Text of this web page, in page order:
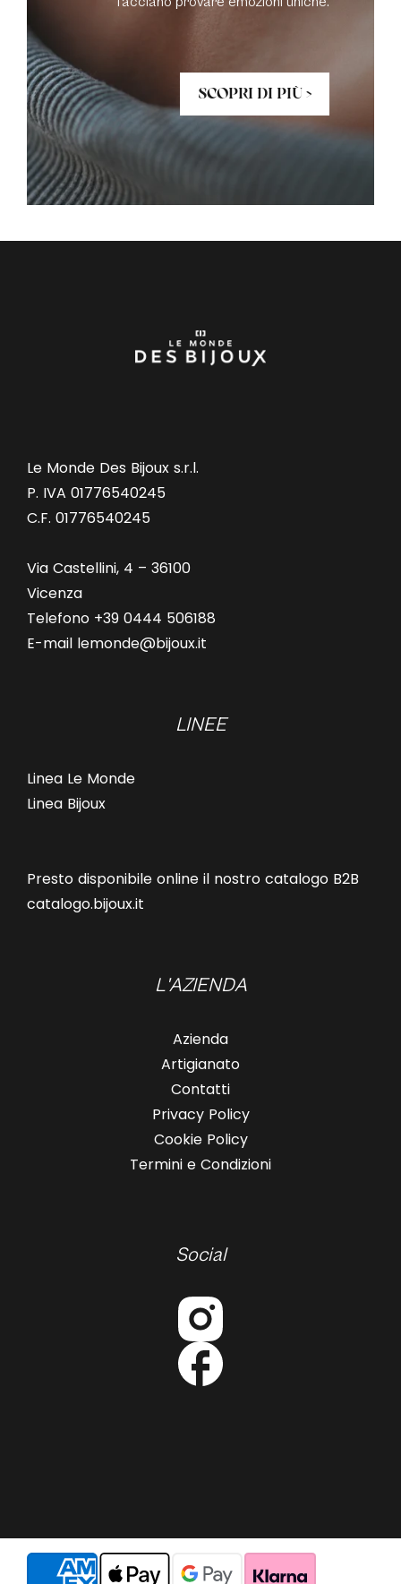
SCOPRI DI PIÙ >
Le Monde Des Bijoux s.r.l.
P. IVA 01776540245
C.F. 01776540245
Via Castellini, 4 – 36100
Vicenza
Telefono +39 0444 506188
E-mail lemonde@bijoux.it
LINEE
Linea Le Monde
Linea Bijoux
Presto disponibile online il nostro catalogo B2B
catalogo.bijoux.it
L'AZIENDA
Azienda
Artigianato
Contatti
Privacy Policy
Cookie Policy
Termini e Condizioni
Social